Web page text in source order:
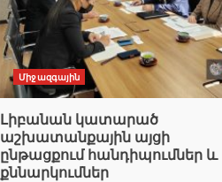
Միջազգային
Լիբանան կատարած
աշխատանքային այցի
ընթացքում հանդիպումներ և
քննարկումներ